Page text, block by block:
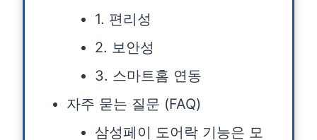
1. 편리성
2. 보안성
3. 스마트홈 연동
자주 묻는 질문 (FAQ)
삼성페이 도어락 기능은 모